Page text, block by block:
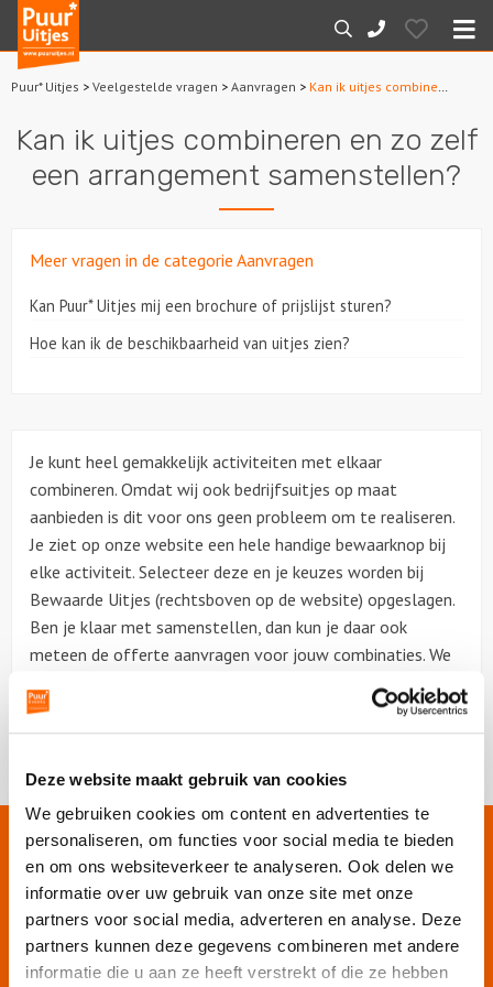
Deze website maakt gebruik van cookies
We gebruiken cookies om content en advertenties te
personaliseren, om functies voor social media te bieden
en om ons websiteverkeer te analyseren. Ook delen we
informatie over uw gebruik van onze site met onze
partners voor social media, adverteren en analyse. Deze
partners kunnen deze gegevens combineren met andere
informatie die u aan ze heeft verstrekt of die ze hebben
Puur*
Uitjes
Zoeken
088-
7887000
Hearts
Dagarrangementen
Avondarrangementen
Sport en spel
Citygames
Quizzen en spellen
Speurtochten
Workshops
Creatieve workshops
Culinaire workshops
Puur* Uitjes > Veelgestelde vragen > Aanvragen > Kan ik uitjes combineren en zo zelf een arrangement samenstellen?
Kan ik uitjes combineren en zo zelf
een arrangement samenstellen?
Meer vragen in de categorie Aanvragen
Kan Puur* Uitjes mij een brochure of prijslijst sturen?
Hoe kan ik de beschikbaarheid van uitjes zien?
Je kunt heel gemakkelijk activiteiten met elkaar
combineren. Omdat wij ook bedrijfsuitjes op maat
aanbieden is dit voor ons geen probleem om te realiseren.
Je ziet op onze website een hele handige bewaarknop bij
elke activiteit. Selecteer deze en je keuzes worden bij
Bewaarde Uitjes (rechtsboven op de website) opgeslagen.
Ben je klaar met samenstellen, dan kun je daar ook
meteen de offerte aanvragen voor jouw combinaties. We
bellen je na het aanvragen nog even op om alles door te
spreken en te kijken of het compleet is. Samen maken we
er dan een prachtige dag voor jouw team van.
Onze websites
Puur Events
Puur Feesten
Puur Amsterdam